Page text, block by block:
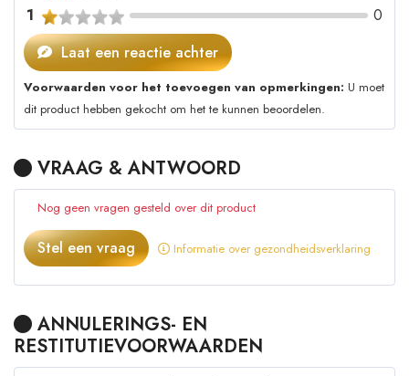
1
0
Laat een reactie achter
Voorwaarden voor het toevoegen van opmerkingen: U moet
dit product hebben gekocht om het te kunnen beoordelen.
VRAAG & ANTWOORD
Nog geen vragen gesteld over dit product
Stel een vraag Informatie over gezondheidsverklaring
ANNULERINGS- EN
RESTITUTIEVOORWAARDEN